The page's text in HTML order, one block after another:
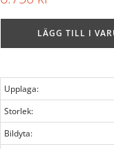
LÄGG TILL I
Upplaga:
Storlek:
Bildyta: